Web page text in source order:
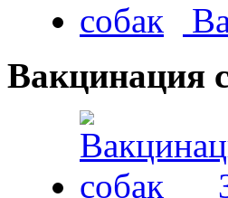
Вакцинация